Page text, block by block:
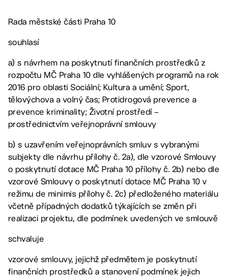
Rada městské části Praha 10
souhlasí
a) s návrhem na poskytnutí finančních prostředků z
rozpočtu MČ Praha 10 dle vyhlášených programů na rok
2016 pro oblasti Sociální; Kultura a umění; Sport,
tělovýchova a volný čas; Protidrogová prevence a
prevence kriminality; Životní prostředí –
prostřednictvím veřejnoprávní smlouvy
b) s uzavřením veřejnoprávních smluv s vybranými
subjekty dle návrhu přílohy č. 2a), dle vzorové Smlouvy
o poskytnutí dotace MČ Praha 10 přílohy č. 2b) nebo dle
vzorové Smlouvy o poskytnutí dotace MČ Praha 10 v
režimu de minimis přílohy č. 2c) předloženého materiálu
včetně případných dodatků týkajících se změn při
realizaci projektu, dle podmínek uvedených ve smlouvě
schvaluje
vzorové smlouvy, jejichž předmětem je poskytnutí
finančních prostředků a stanovení podmínek jejich